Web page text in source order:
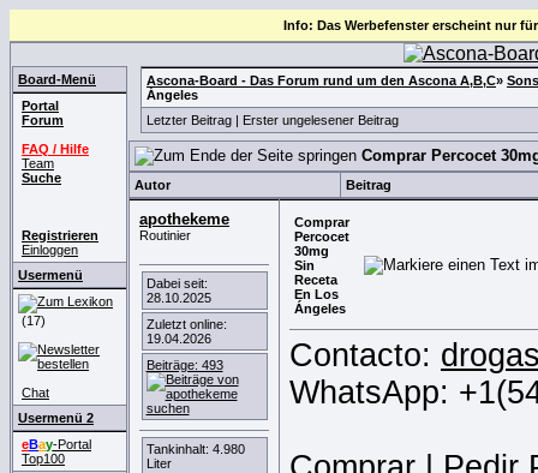
Info: Das Werbefenster erscheint nur
Board-Menü
Portal
Forum
FAQ / Hilfe
Team
Suche
Registrieren
Einloggen
Usermenü
(17)
Chat
Usermenü 2
eBay-Portal
Top100
Ascona-Board - Das Forum rund um den Ascona A,B,C»
Ángeles
Letzter Beitrag
Erster ungelesener Beitrag
Comprar Percocet
Autor Beitrag
apothekeme
Routinier
Dabei seit:
28.10.2025
Zuletzt online:
19.04.2026
Beiträge: 493
Tankinhalt: 4.980
Liter
Comprar
Percocet
30mg
Sin
Receta
En Los
Ángeles
Contacto:
WhatsApp: